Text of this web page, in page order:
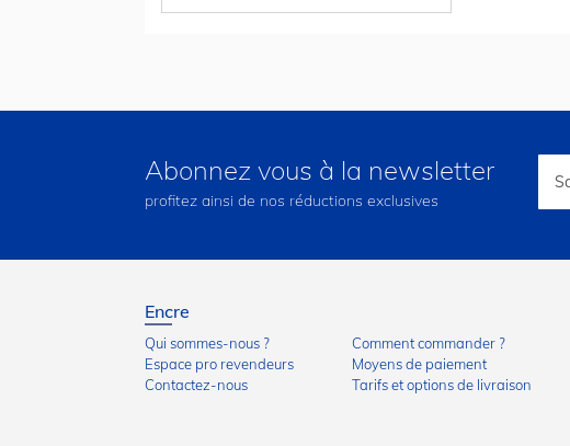
Abonnez vous à la newsletter
profitez ainsi de nos réductions exclusives
lettre
Encre
Qui sommes-nous ?
Espace pro revendeurs
Contactez-nous
Comment commander ?
Moyens de paiement
Tarifs et options de livraison